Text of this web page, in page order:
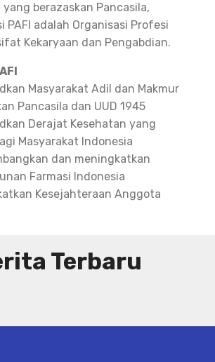
yang berazaskan Pancasila,
PAFI adalah Organisasi Profesi
Kekaryaan dan Pengabdian.
Masyarakat Adil dan Makmur
Pancasila dan UUD 1945
Derajat Kesehatan yang
Masyarakat Indonesia
dan meningkatkan
Farmasi Indonesia
Kesejahteraan Anggota
Terbaru